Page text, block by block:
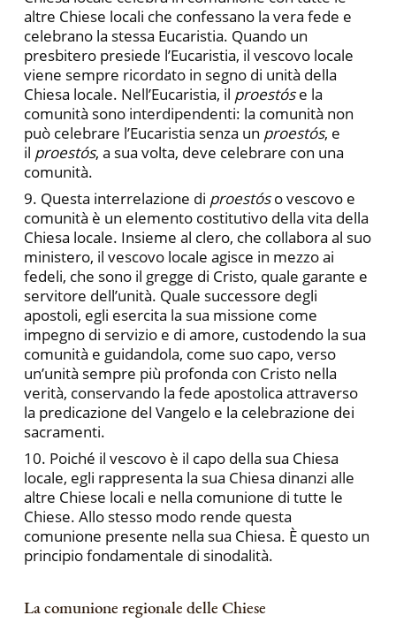
altre Chiese locali che confessano la vera fede e
celebrano la stessa Eucaristia. Quando un
presbitero presiede l’Eucaristia, il vescovo locale
viene sempre ricordato in segno di unità della
Chiesa locale. Nell’Eucaristia, il proestóse la
comunità sono interdipendenti: la comunità non
può celebrare l’Eucaristia senza un proestós, e
il proestós, a sua volta, deve celebrare con una
comunità.
9. Questa interrelazione di proestóso vescovo e
comunità è un elemento costitutivo della vita della
Chiesa locale. Insieme al clero, che collabora al suo
ministero, il vescovo locale agisce in mezzo ai
fedeli, che sono il gregge di Cristo, quale garante e
servitore dell’unità. Quale successore degli
apostoli, egli esercita la sua missione come
impegno di servizio e di amore, custodendo la sua
comunità e guidandola, come suo capo, verso
un’unità sempre più profonda con Cristo nella
verità, conservando la fede apostolica attraverso
la predicazione del Vangelo e la celebrazione dei
sacramenti.
10. Poiché il vescovo è il capo della sua Chiesa
locale, egli rappresenta la sua Chiesa dinanzi alle
altre Chiese locali e nella comunione di tutte le
Chiese. Allo stesso modo rende questa
comunione presente nella sua Chiesa. È questo un
principio fondamentale di sinodalità.
La comunione regionale delle Chiese